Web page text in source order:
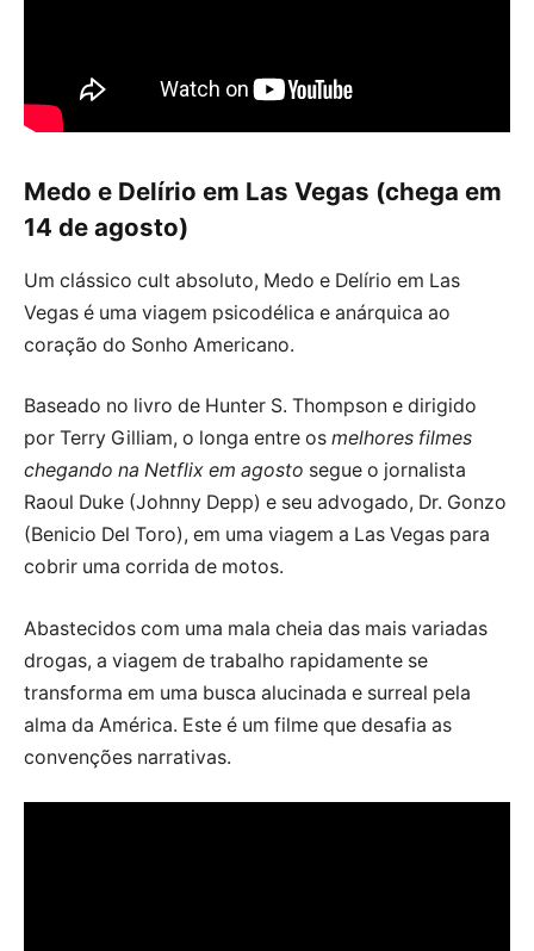
Medo e Delírio em Las Vegas (chega em
14 de agosto)
Um clássico cult absoluto, Medo e Delírio em Las
Vegas é uma viagem psicodélica e anárquica ao
coração do Sonho Americano.
Baseado no livro de Hunter S. Thompson e dirigido
por Terry Gilliam, o longa entre os melhores filmes
chegando na Netflix em agosto segue o jornalista
Raoul Duke (Johnny Depp) e seu advogado, Dr. Gonzo
(Benicio Del Toro), em uma viagem a Las Vegas para
cobrir uma corrida de motos.
Abastecidos com uma mala cheia das mais variadas
drogas, a viagem de trabalho rapidamente se
transforma em uma busca alucinada e surreal pela
alma da América. Este é um filme que desafia as
convenções narrativas.